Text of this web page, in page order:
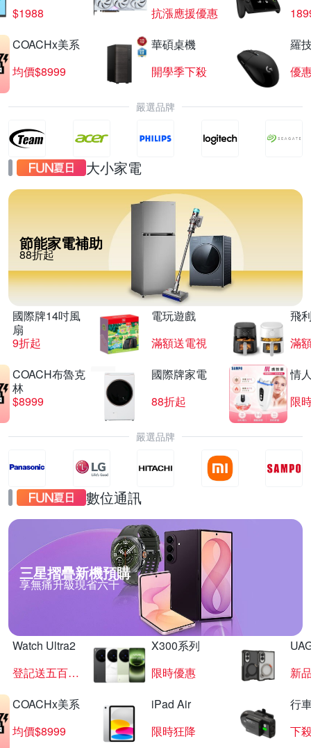
$1988
抗漲應援優惠
COACHx美系
均價$8999
華碩桌機
開學季下殺
羅
優
嚴選品牌
大小家電
節能家電補助
88折起
國際牌14吋風
扇
9折起
電玩遊戲
滿額送電視
飛
滿
COACH布魯克
林
$8999
國際牌家電
88折起
情
限
嚴選品牌
數位通訊
三星摺疊新機預購
享無痛升級現省六千
Watch Ultra2
登記送五百超贈點
X300系列
限時優惠
新
COACHx美系
均價$8999
iPad Air
限時狂降
行
下